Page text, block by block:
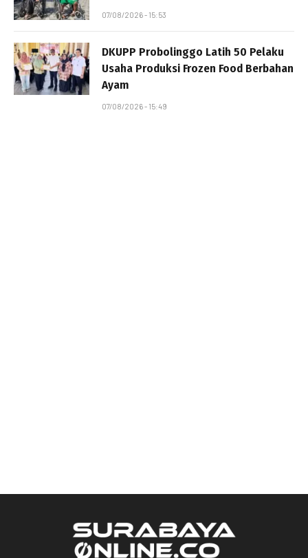
07/08/2026 - 15:53
DKUPP Probolinggo Latih 50 Pelaku
Usaha Produksi Frozen Food Berbahan
Ayam
07/08/2026 - 15:49